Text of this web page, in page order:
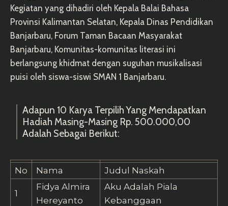
Kegiatan yang dihadiri oleh Kepala Balai Bahasa
Provinsi Kalimantan Selatan, Kepala Dinas Pendidikan
Banjarbaru, Forum Taman Bacaan Masyarakat
Banjarbaru, Komunitas-komunitas literasi ini
berlangsung khidmat dengan suguhan musikalisasi
puisi oleh siswa-siswi SMAN 1 Banjarbaru.
Adapun 10 Karya Terpilih Yang Mendapatkan
Hadiah Masing-Masing Rp. 500.000,00
Adalah Sebagai Berikut:
No Nama Judul Naskah
1
Fidya Almira
Hereyanto
Aku Adalah Piala
Kebanggaan